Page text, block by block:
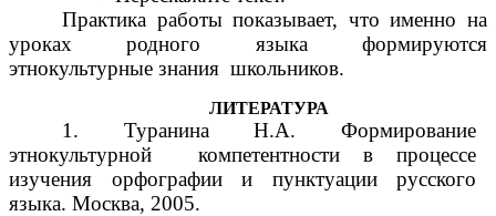
Практика работы показывает, что именно на
уроках родного языка формируются
этнокультурные знания школьников.
ЛИТЕРАТУРА
1. Туранина Н.А. Формирование
этнокультурной компетентности в процессе
изучения орфографии и пунктуации русского
языка. Москва, 2005.